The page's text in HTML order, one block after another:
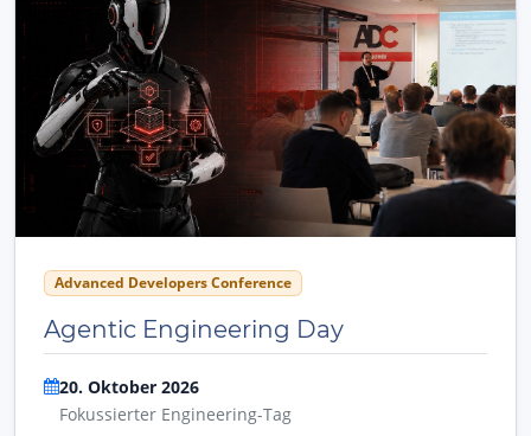
Advanced Developers Conference
Agentic Engineering Day
20. Oktober 2026
Fokussierter Engineering-Tag